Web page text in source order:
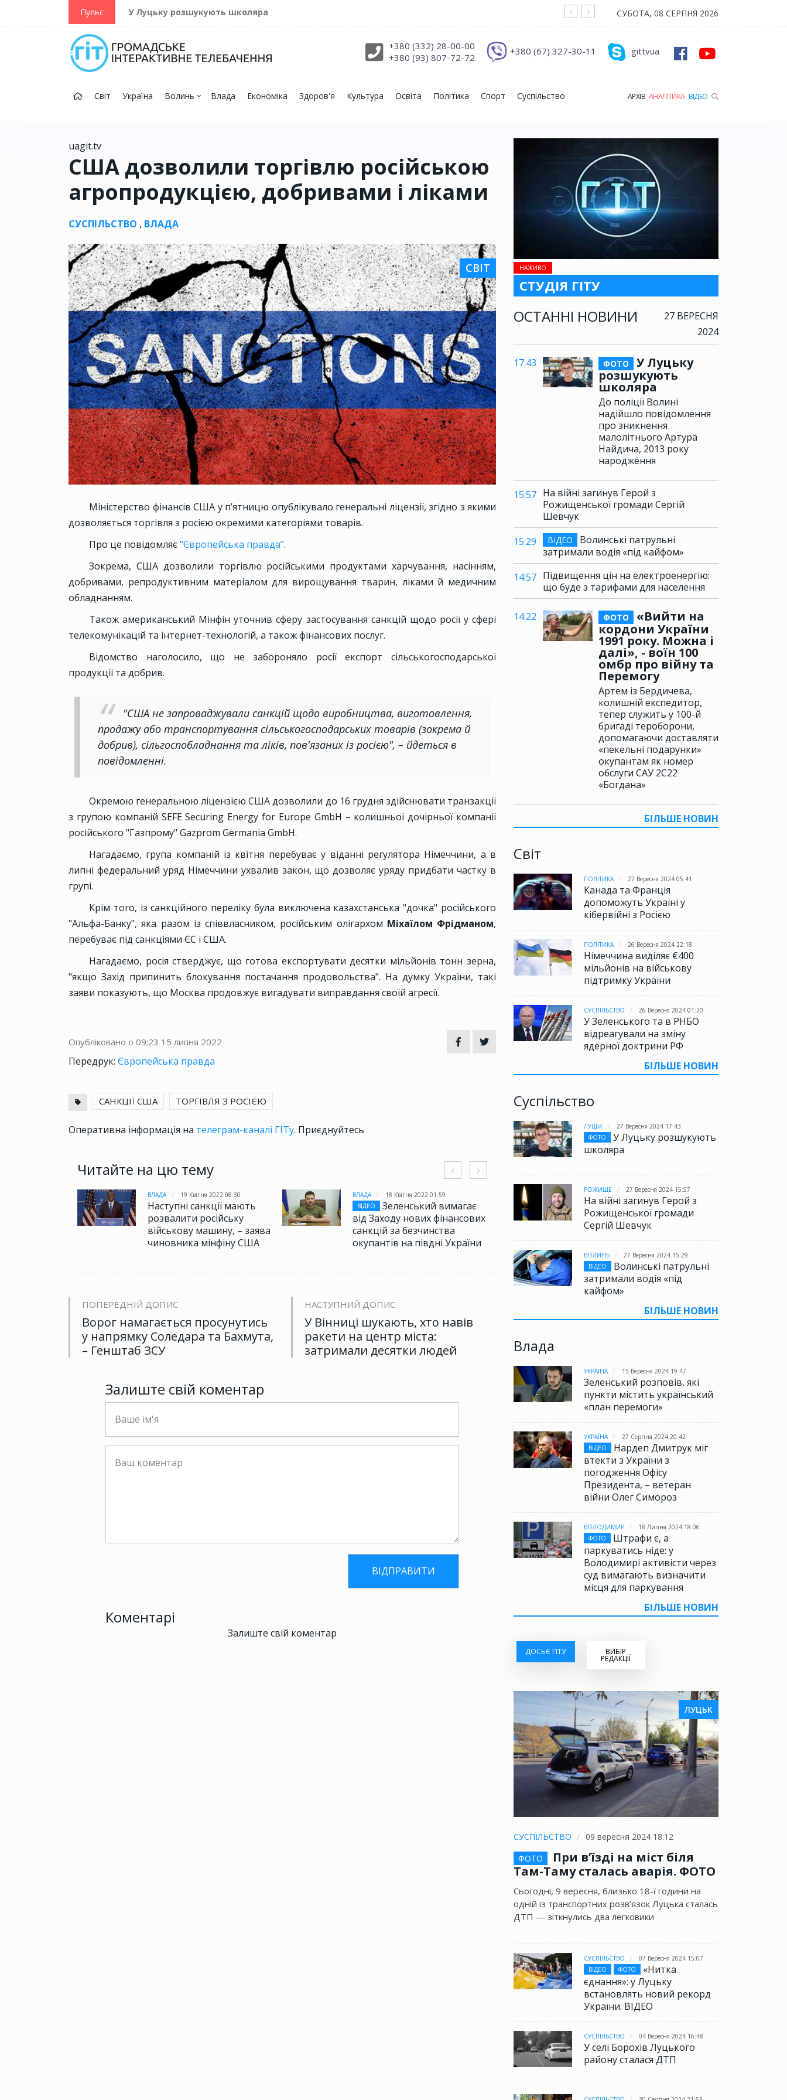
Пульс У Луцьку розшукують школяра На війні загинув Герой з Рожищенської
СУБОТА, 08 СЕРПНЯ 2026
gittvua
+380 (67) 327-30-11
+380 (332) 28-00-00
+380 (93) 807-72-72
Світ Україна Волинь Влада Економіка Здоров'я Культура Освіта Політика Спорт Суспільство АРХІВ АНАЛІТИКА ВІДЕО
НАЖИВО
СТУДІЯ ГІТУ
ОСТАННІ НОВИНИ
27 ВЕРЕСНЯ
2024
17:43 ФОТО
У Луцьку
розшукують
школяра
До поліції Волині
надійшло повідомлення
про зникнення
малолітнього Артура
Найдича, 2013 року
народження
15:57 На війні загинув Герой з
Рожищенської громади Сергій
Шевчук
15:29
ВІДЕО
Волинські патрульні
затримали водія «під кайфом»
14:57 Підвищення цін на електроенергію:
що буде з тарифами для населення
14:22 ФОТО
«Вийти на
кордони України
1991 року. Можна і
далі», - воїн 100
омбр про війну та
Перемогу
Артем із Бердичева,
колишній експедитор,
тепер служить у 100-й
бригаді тероборони,
допомагаючи доставляти
«пекельні подарунки»
окупантам як номер
обслуги САУ 2С22
«Богдана»
БІЛЬШЕ НОВИН
Світ
ПОЛІТИКА 27 Вересня 2024 05:41
Канада та Франція
допоможуть Україні у
кібервійні з Росією
ПОЛІТИКА 26 Вересня 2024 22:18
Німеччина виділяє €400
мільйонів на військову
підтримку України
СУСПІЛЬСТВО 26 Вересня 2024 01:20
У Зеленського та в РНБО
відреагували на зміну
ядерної доктрини РФ
БІЛЬШЕ НОВИН
Суспільство
ЛУЦЬК
27 Вересня 2024 17:43
ФОТО
У Луцьку розшукують
школяра
РОЖИЩЕ 27 Вересня 2024 15:57
На війні загинув Герой з
Рожищенської громади
Сергій Шевчук
ВОЛИНЬ
27 Вересня 2024 15:29
ВІДЕО
Волинські патрульні
затримали водія «під
кайфом»
БІЛЬШЕ НОВИН
Влада
УКРАЇНА 15 Вересня 2024 19:47
Зеленський розповів, які
пункти містить український
«план перемоги»
УКРАЇНА
27 Серпня 2024 20:42
ВІДЕО
Нардеп Дмитрук міг
втекти з України з
погодження Офісу
Президента, – ветеран
війни Олег Симороз
ВОЛОДИМИР
18 Липня 2024 18:06
ФОТО
Штрафи є, а
паркуватись ніде: у
Володимирі активісти через
суд вимагають визначити
місця для паркування
БІЛЬШЕ НОВИН
ДОСЬЄ ГІТУ ВИБІР
РЕДАКЦІЇ
ЛУЦЬК
СУСПІЛЬСТВО
09 вересня 2024 18:12
ФОТО
При в’їзді на міст біля
Там-Таму сталась аварія. ФОТО
Сьогодні, 9 вересня, близько 18-ї години на
одній із транспортних розв’язок Луцька сталась
ДТП — зіткнулись два легковики
СУСПІЛЬСТВО
07 Вересня 2024 15:07
ВІДЕО
ФОТО
«Нитка
єднання»: у Луцьку
встановлять новий рекорд
України. ВІДЕО
СУСПІЛЬСТВО 04 Вересня 2024 16:48
У селі Борохів Луцького
району сталася ДТП
uagit.tv
США дозволили торгівлю російською
агропродукцією, добривами і ліками
СУСПІЛЬСТВО , ВЛАДА
СВІТ
Міністерство фінансів США у п’ятницю опублікувало генеральні ліцензії, згідно з якими
дозволяється торгівля з росією окремими категоріями товарів.
Про це повідомляє"Європейська правда".
Зокрема, США дозволили торгівлю російськими продуктами харчування, насінням,
добривами, репродуктивним матеріалом для вирощування тварин, ліками й медичним
обладнанням.
Також американський Мінфін уточнив сферу застосування санкцій щодо росії у сфері
телекомунікацій та інтернет-технологій, а також фінансових послуг.
Відомство наголосило, що не забороняло росії експорт сільськогосподарської
продукції та добрив.
"США не запроваджували санкцій щодо виробництва, виготовлення,
продажу або транспортування сільськогосподарських товарів (зокрема й
добрив), сільгоспобладнання та ліків, пов'язаних із росією", – йдеться в
повідомленні.
Окремою генеральною ліцензією США дозволили до 16 грудня здійснювати транзакції
з групою компаній SEFE Securing Energy for Europe GmbH – колишньої дочірньої компанії
російського "Газпрому" Gazprom Germania GmbH.
Нагадаємо, група компаній із квітня перебуває у віданні регулятора Німеччини, а в
липні федеральний уряд Німеччини ухвалив закон, що дозволяє уряду придбати частку в
групі.
Крім того, із санкційного переліку була виключена казахстанська "дочка" російського
"Альфа-Банку", яка разом із співвласником, російським олігархом Міхаїлом Фрідманом,
перебуває під санкціями ЄС і США.
Нагадаємо, росія стверджує, що готова експортувати десятки мільйонів тонн зерна,
"якщо Захід припинить блокування постачання продовольства". На думку України, такі
заяви показують, що Москва продовжує вигадувати виправдання своїй агресії.
Опубліковано о 09:23 15 липня 2022
Передрук: Європейська правда
САНКЦІЇ США ТОРГІВЛЯ З РОСІЄЮ
Оперативна інформація на телеграм-каналі ГІТу. Приєднуйтесь
Читайте на цю тему
ВЛАДА 19 Квітня 2022 08:30
Наступні санкції мають
розвалити російську
військову машину, – заява
чиновника мінфіну США
ВЛАДА
18 Квітня 2022 01:59
ВІДЕО
Зеленський вимагає
від Заходу нових фінансових
санкцій за безчинства
окупантів на півдні України
ВЛАДА 17 Квітня 2022 20:55
«Україна має отримати те,
що їй потрібно, щоб
захищатися», – президент
Єврокомісії
ПОПЕРЕДНІЙ ДОПИС
Ворог намагається просунутись
у напрямку Соледара та Бахмута,
– Генштаб ЗСУ
НАСТУПНИЙ ДОПИС
У Вінниці шукають, хто навів
ракети на центр міста:
затримали десятки людей
Залиште свій коментар
Коментарі
Залиште свій коментар